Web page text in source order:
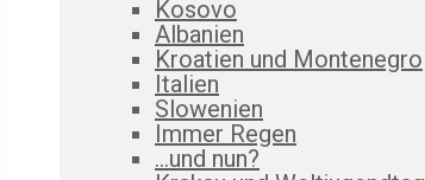
Kosovo
Albanien
Kroatien und Montenegro
Italien
Slowenien
Immer Regen
…und nun?